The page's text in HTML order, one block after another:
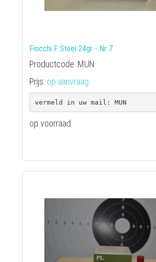
Fiocchi F Steel 24gr - Nr 7
Productcode :MUN
Prijs: op aanvraag
op voorraad